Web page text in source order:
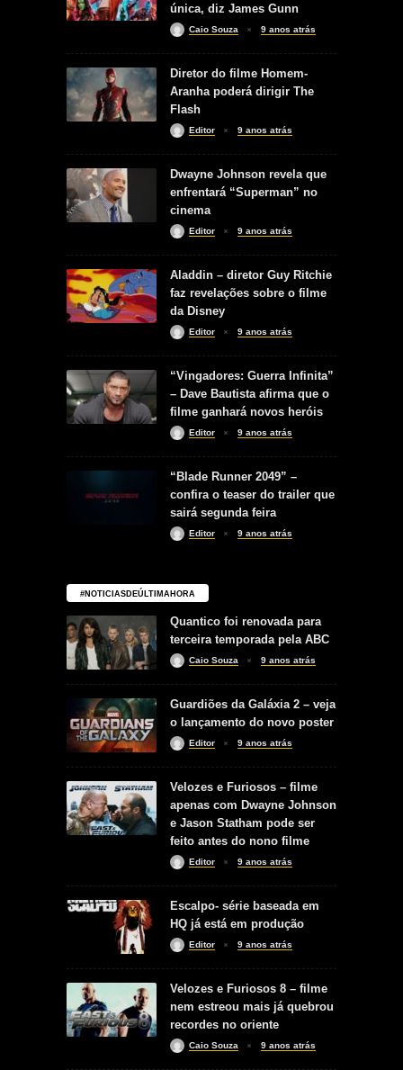
única, diz James Gunn
Caio Souza 9 anos atrás
Diretor do filme Homem-
Aranha poderá dirigir The
Flash
Editor 9 anos atrás
Dwayne Johnson revela que
enfrentará “Superman” no
cinema
Editor 9 anos atrás
Aladdin – diretor Guy Ritchie
faz revelações sobre o filme
da Disney
Editor 9 anos atrás
“Vingadores: Guerra Infinita”
– Dave Bautista afirma que o
filme ganhará novos heróis
Editor 9 anos atrás
“Blade Runner 2049” –
confira o teaser do trailer que
sairá segunda feira
Editor 9 anos atrás
#NOTICIASDEÚLTIMAHORA
Quantico foi renovada para
terceira temporada pela ABC
Caio Souza 9 anos atrás
Guardiões da Galáxia 2 – veja
o lançamento do novo poster
Editor 9 anos atrás
Velozes e Furiosos – filme
apenas com Dwayne Johnson
e Jason Statham pode ser
feito antes do nono filme
Editor 9 anos atrás
Escalpo- série baseada em
HQ já está em produção
Editor 9 anos atrás
Velozes e Furiosos 8 – filme
nem estreou mais já quebrou
recordes no oriente
Caio Souza 9 anos atrás